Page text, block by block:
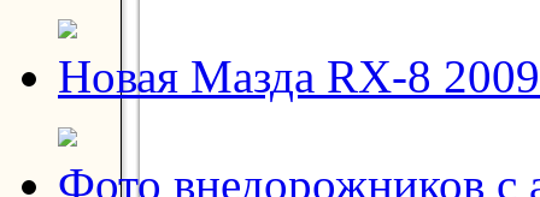
Новая Мазда RX-8
Фото внедорожников с